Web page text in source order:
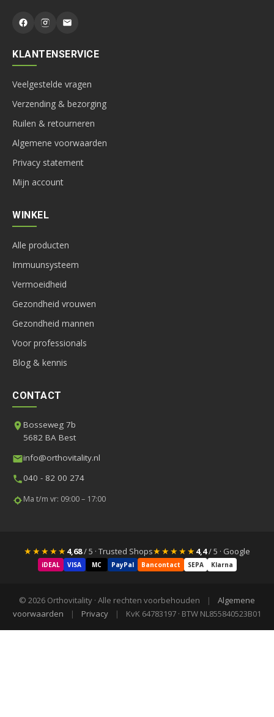
KLANTENSERVICE
Veelgestelde vragen
Verzending & bezorging
Ruilen & retourneren
Algemene voorwaarden
Privacy statement
Mijn account
WINKEL
Alle producten
Immuunsysteem
Vermoeidheid
Gezondheid vrouwen
Gezondheid mannen
Voor professionals
Blog & kennis
CONTACT
Bosseweg 7b
5682 BA Best
info@orthovitality.nl
040 - 82 00 274
Ma t/m vr: 09:00 – 17:00
★★★★★4,68/ 5 · Trusted Shops★★★★★4,4/ 5 · Google
iDEAL VISA MC PayPal Bancontact SEPA Klarna
© 2026 Orthovitality · Alle rechten voorbehouden |
Algemene
voorwaarden
| Privacy | KvK 64783197 · BTW NL855840523B01